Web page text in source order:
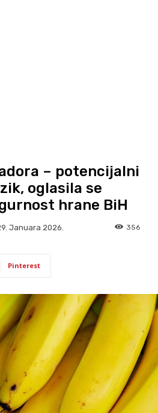
– potencijalni
oglasila se
hrane BiH
Januara 2026. 356
Pinterest